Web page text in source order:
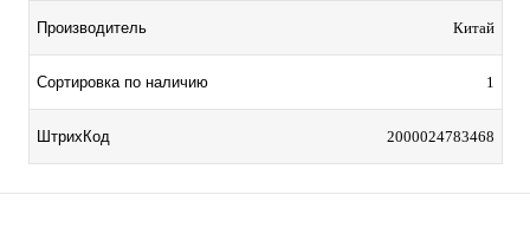
Производитель Китай
Сортировка по наличию 1
ШтрихКод 2000024783468